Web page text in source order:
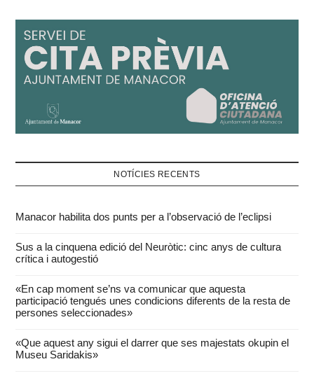
NOTÍCIES RECENTS
Manacor habilita dos punts per a l’observació de l’eclipsi
Sus a la cinquena edició del Neuròtic: cinc anys de cultura
crítica i autogestió
«En cap moment se’ns va comunicar que aquesta
participació tengués unes condicions diferents de la resta de
persones seleccionades»
«Que aquest any sigui el darrer que ses majestats okupin el
Museu Saridakis»